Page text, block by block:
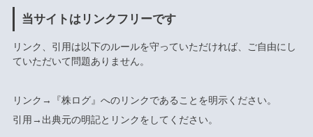
当サイトはリンクフリーです
リンク、引用は以下のルールを守っていただければ、ご自由にし
ていただいて問題ありません。
リンク→『株ログ』へのリンクであることを明示ください。
引用→出典元の明記とリンクをしてください。